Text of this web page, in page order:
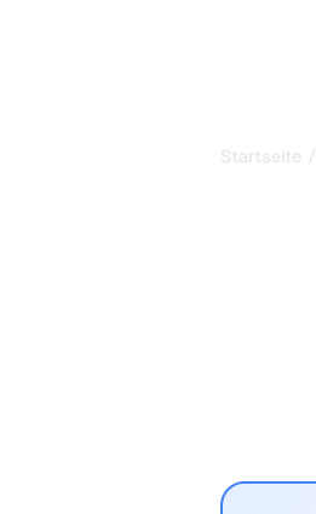
Startseite /